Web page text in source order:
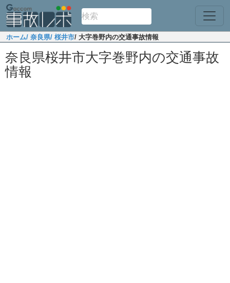
ホーム/ 奈良県/ 桜井市/ 大字巻野内の交通事故情報
奈良県桜井市大字巻野内の交通事故
情報